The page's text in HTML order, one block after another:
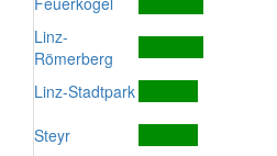
Linz-
Römerberg
Linz-Stadtpark
Steyr